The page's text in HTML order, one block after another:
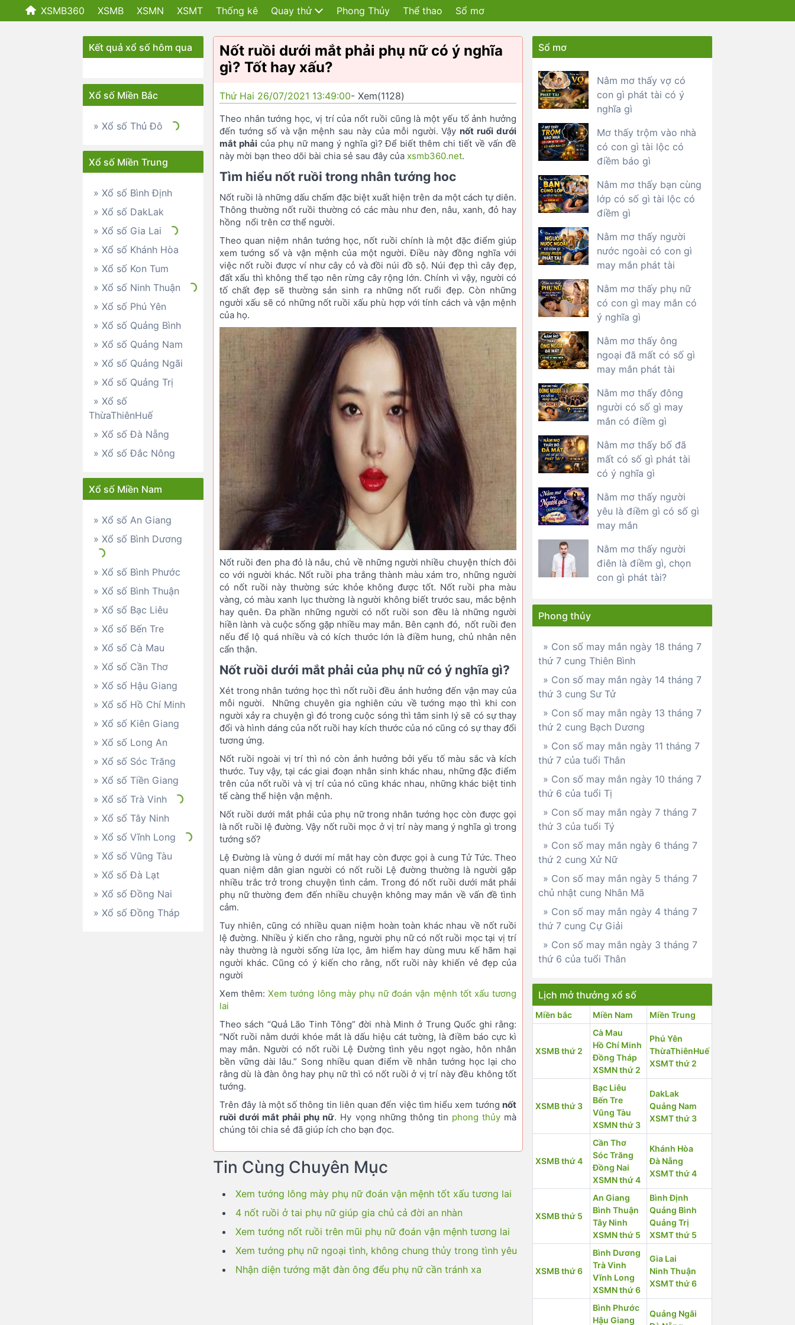
XSMB360 XSMB XSMN XSMT Thống kê Quay thử Phong Thủy Thể thao Sổ mơ
Kết quả xổ số hôm qua
Xổ số Miền Bắc
» Xổ số Thủ Đô
Xổ số Miền Trung
» Xổ số Bình Định
» Xổ số DakLak
» Xổ số Gia Lai
» Xổ số Khánh Hòa
» Xổ số Kon Tum
» Xổ số Ninh Thuận
» Xổ số Phú Yên
» Xổ số Quảng Bình
» Xổ số Quảng Nam
» Xổ số Quảng Ngãi
» Xổ số Quảng Trị
» Xổ số
ThừaThiênHuế
» Xổ số Đà Nẵng
» Xổ số Đắc Nông
Xổ số Miền Nam
» Xổ số An Giang
» Xổ số Bình Dương
» Xổ số Bình Phước
» Xổ số Bình Thuận
» Xổ số Bạc Liêu
» Xổ số Bến Tre
» Xổ số Cà Mau
» Xổ số Cần Thơ
» Xổ số Hậu Giang
» Xổ số Hồ Chí Minh
» Xổ số Kiên Giang
» Xổ số Long An
» Xổ số Sóc Trăng
» Xổ số Tiền Giang
» Xổ số Trà Vinh
» Xổ số Tây Ninh
» Xổ số Vĩnh Long
» Xổ số Vũng Tàu
» Xổ số Đà Lạt
» Xổ số Đồng Nai
» Xổ số Đồng Tháp
Nốt ruồi dưới mắt phải phụ nữ có ý nghĩa
gì? Tốt hay xấu?
Thứ Hai 26/07/2021 13:49:00- Xem(1128)
Theo nhân tướng học, vị trí của nốt ruồi cũng là một yếu tố ảnh hưởng
đến tướng số và vận mệnh sau này của mỗi người. Vậy nốt ruổi dưới
mắt phảicủa phụ nữ mang ý nghĩa gì? Để biết thêm chi tiết về vấn đề
này mời bạn theo dõi bài chia sẻ sau đây của xsmb360.net.
Tìm hiểu nốt ruồi trong nhân tướng hoc
Nốt ruồi là những dấu chấm đặc biệt xuất hiện trên da một cách tự diên.
Thông thường nốt ruồi thường có các màu như đen, nâu, xanh, đỏ hay
hồng nổi trên cơ thể người.
Theo quan niệm nhân tướng học, nốt ruồi chính là một đặc điểm giúp
xem tướng số và vận mệnh của một người. Điều này đồng nghĩa với
việc nốt ruồi được ví như cây cỏ và đồi núi đồ sộ. Núi đẹp thì cây đẹp,
đất xấu thì không thể tạo nên rừng cây rộng lớn. Chính vì vậy, người có
tố chất đẹp sẽ thường sản sinh ra những nốt ruổi đẹp. Còn những
người xấu sẽ có những nốt ruồi xấu phù hợp với tính cách và vận mệnh
của họ.
Nốt ruồi đen pha đỏ là nâu, chủ về những người nhiều chuyện thích đôi
co với người khác. Nốt ruồi pha trắng thành màu xám tro, những người
có nốt ruồi này thường sức khỏe không được tốt. Nốt ruồi pha màu
vàng, có màu xanh lục thường là người không biết trước sau, mắc bệnh
hay quên. Đa phần những người có nốt ruồi son đều là những người
hiền lành và cuộc sống gặp nhiều may mắn. Bên cạnh đó, nốt ruồi đen
nếu để lộ quá nhiều và có kích thước lớn là điềm hung, chủ nhân nên
cẩn thận.
Nốt ruồi dưới mắt phải của phụ nữ có ý nghĩa gì?
Xét trong nhân tướng học thì nốt ruồi đều ảnh hưởng đến vận may của
mỗi người. Những chuyên gia nghiên cứu về tướng mạo thì khi con
người xảy ra chuyện gì đó trong cuộc sóng thì tâm sinh lý sẽ có sự thay
đổi và hình dáng của nốt ruồi hay kích thước của nó cũng có sự thay đổi
tương ứng.
Nốt ruồi ngoài vị trí thì nó còn ảnh hưởng bởi yếu tố màu sắc và kích
thước. Tuy vậy, tại các giai đoạn nhân sinh khác nhau, những đặc điểm
trên của nốt ruồi và vị trí của nó cũng khác nhau, những khác biệt tinh
tế càng thể hiện vận mệnh.
Nốt ruồi dưới mắt phải của phụ nữ trong nhân tướng học còn được gọi
là nốt ruồi lệ đường. Vậy nốt ruồi mọc ở vị trí này mang ý nghĩa gì trong
tướng số?
Lệ Đường là vùng ở dưới mí mắt hay còn được gọi à cung Tử Tức. Theo
quan niệm dân gian người có nốt ruồi Lệ đường thường là người gặp
nhiều trắc trở trong chuyện tình cảm. Trong đó nốt ruồi dưới mắt phải
phụ nữ thường đem đến nhiều chuyện không may mắn về vấn đề tình
cảm.
Tuy nhiên, cũng có nhiều quan niệm hoàn toàn khác nhau về nốt ruồi
lệ đường. Nhiều ý kiến cho rằng, người phụ nữ có nốt ruồi mọc tại vị trí
này thường là người sống lừa lọc, âm hiểm hay dùng mưu kế hãm hại
người khác. Cũng có ý kiến cho rằng, nốt ruồi này khiến vẻ đẹp của
người
Xem thêm:Xem tướng lông mày phụ nữ đoán vận mệnh tốt xấu tương
lai
Theo sách “Quả Lão Tinh Tông” đời nhà Minh ở Trung Quốc ghi rằng:
“Nốt ruồi nằm dưới khóe mắt là dấu hiệu cát tường, là điềm báo cực kì
may mắn. Người có nốt ruồi Lệ Đường tình yêu ngọt ngào, hôn nhân
bền vững dài lâu.” Song nhiều quan điểm về nhân tướng học lại cho
rằng dù là đàn ông hay phụ nữ thì có nốt ruồi ở vị trí này đều không tốt
tướng.
Trên đây là một số thông tin liên quan đến việc tìm hiểu xem tướng nốt
ruồi dưới mắt phải phụ nữ. Hy vọng những thông tin phong thủymà
chúng tôi chia sẻ đã giúp ích cho bạn đọc.
Tin Cùng Chuyên Mục
Xem tướng lông mày phụ nữ đoán vận mệnh tốt xấu tương lai
4 nốt ruồi ở tai phụ nữ giúp gia chủ cả đời an nhàn
Xem tướng nốt ruồi trên mũi phụ nữ đoán vận mệnh tương lai
Xem tướng phụ nữ ngoại tình, không chung thủy trong tình yêu
Nhận diện tướng mặt đàn ông đểu phụ nữ cần tránh xa
Sổ mơ
Nằm mơ thấy vợ có
con gì phát tài có ý
nghĩa gì
Mơ thấy trộm vào nhà
có con gì tài lộc có
điềm báo gì
Nằm mơ thấy bạn cùng
lớp có số gì tài lộc có
điềm gì
Nằm mơ thấy người
nước ngoài có con gì
may mắn phát tài
Nằm mơ thấy phụ nữ
có con gì may mắn có
ý nghĩa gì
Nằm mơ thấy ông
ngoại đã mất có số gì
may mắn phát tài
Nằm mơ thấy đông
người có số gì may
mắn có điềm gì
Nằm mơ thấy bố đã
mất có số gì phát tài
có ý nghĩa gì
Nằm mơ thấy người
yêu là điềm gì có số gì
may mắn
Nằm mơ thấy người
điên là điềm gì, chọn
con gì phát tài?
Phong thủy
» Con số may mắn ngày 18 tháng 7
thứ 7 cung Thiên Bình
» Con số may mắn ngày 14 tháng 7
thứ 3 cung Sư Tử
» Con số may mắn ngày 13 tháng 7
thứ 2 cung Bạch Dương
» Con số may mắn ngày 11 tháng 7
thứ 7 của tuổi Thân
» Con số may mắn ngày 10 tháng 7
thứ 6 của tuổi Tị
» Con số may mắn ngày 7 tháng 7
thứ 3 của tuổi Tý
» Con số may mắn ngày 6 tháng 7
thứ 2 cung Xử Nữ
» Con số may mắn ngày 5 tháng 7
chủ nhật cung Nhân Mã
» Con số may mắn ngày 4 tháng 7
thứ 7 cung Cự Giải
» Con số may mắn ngày 3 tháng 7
thứ 6 của tuổi Thân
Lịch mở thưởng xổ số
Miền bắc Miền Nam Miền Trung
XSMB thứ 2
Cà Mau
Hồ Chí Minh
Đồng Tháp
XSMN thứ 2
Phú Yên
ThừaThiênHuế
XSMT thứ 2
XSMB thứ 3
Bạc Liêu
Bến Tre
Vũng Tàu
XSMN thứ 3
DakLak
Quảng Nam
XSMT thứ 3
XSMB thứ 4
Cần Thơ
Sóc Trăng
Đồng Nai
XSMN thứ 4
Khánh Hòa
Đà Nẵng
XSMT thứ 4
XSMB thứ 5
An Giang
Bình Thuận
Tây Ninh
XSMN thứ 5
Bình Định
Quảng Bình
Quảng Trị
XSMT thứ 5
XSMB thứ 6
Bình Dương
Trà Vinh
Vĩnh Long
XSMN thứ 6
Gia Lai
Ninh Thuận
XSMT thứ 6
Bình Phước
Hậu Giang
Quảng Ngãi